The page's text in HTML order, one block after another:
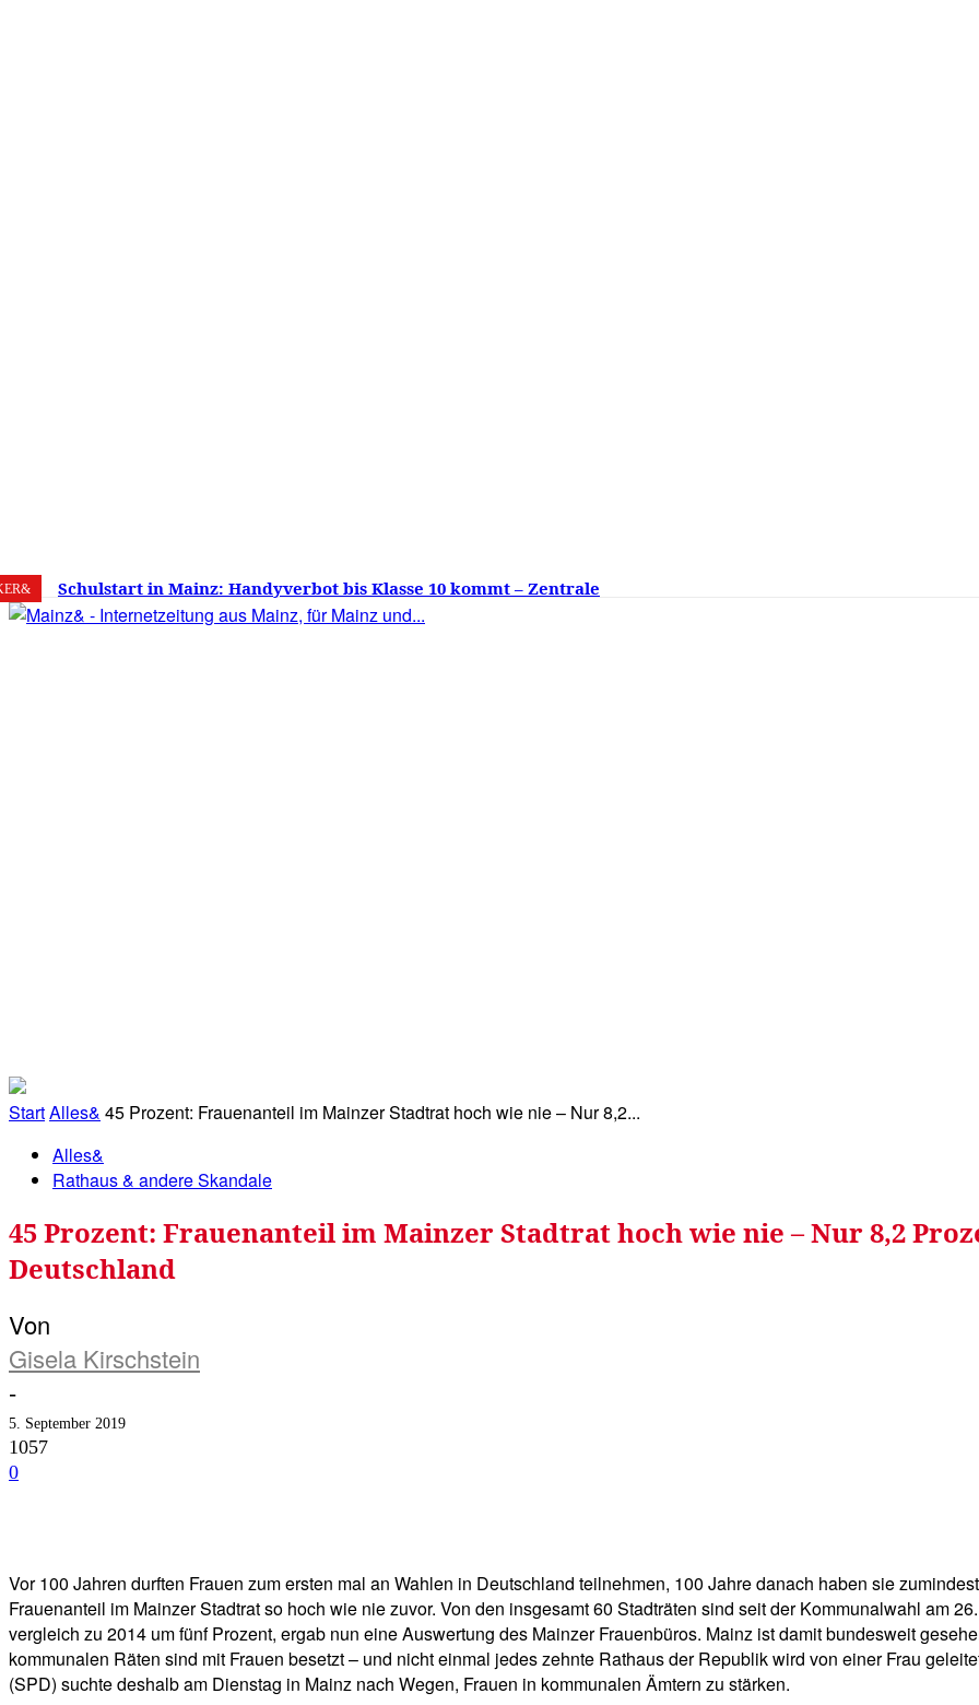
7. August 2026 22.6 Mainz
Schulstart in Mainz: Handyverbot bis Klasse 10 kommt – Zentrale
Versprechen wie Lehrmittelfreiheit und Schuleingangsklassen fehlen
StartAlles& 45 Prozent: Frauenanteil im Mainzer Stadtrat hoch wie nie – Nur 8,2...
Alles&
Rathaus & andere Skandale
45 Prozent: Frauenanteil im Mainzer Stadtrat hoch wie nie – Nur 8,2
Deutschland
Von
Gisela Kirschstein
-
5. September 2019
1057
0
Vor 100 Jahren durften Frauen zum ersten mal an Wahlen in Deutschland teilnehmen, 100 Jahre danach haben sie
Frauenanteil im Mainzer Stadtrat so hoch wie nie zuvor. Von den insgesamt 60 Stadträten sind seit der Kommunalwahl am
vergleich zu 2014 um fünf Prozent, ergab nun eine Auswertung des Mainzer Frauenbüros. Mainz ist damit bundesweit
kommunalen Räten sind mit Frauen besetzt – und nicht einmal jedes zehnte Rathaus der Republik wird von einer Frau
(SPD) suchte deshalb am Dienstag in Mainz nach Wegen, Frauen in kommunalen Ämtern zu stärken.